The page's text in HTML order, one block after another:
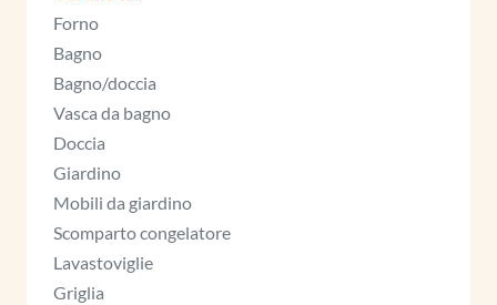
Forno
Bagno
Bagno/doccia
Vasca da bagno
Doccia
Giardino
Mobili da giardino
Scomparto congelatore
Lavastoviglie
Griglia